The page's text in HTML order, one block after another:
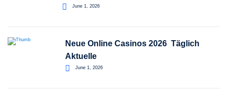
June 1, 2026
Neue Online Casinos 2026 ️ Täglich
Aktuelle
June 1, 2026